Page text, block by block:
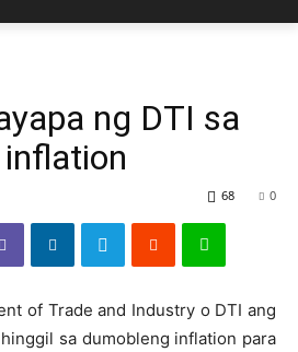
ng DTI sa
0
68
of Trade and Industry o DTI ang
sa dumobleng inflation para